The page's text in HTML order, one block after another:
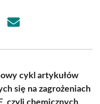
Share
cykl artykułów
się na zagrożeniach